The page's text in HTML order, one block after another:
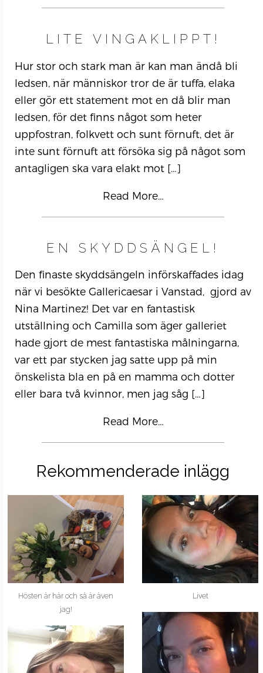
LITE VINGAKLIPPT!
Hur stor och stark man är kan man ändå bli
ledsen, när människor tror de är tuffa, elaka
eller gör ett statement mot en då blir man
ledsen, för det finns något som heter
uppfostran, folkvett och sunt förnuft, det är
inte sunt förnuft att försöka sig på något som
antagligen ska vara elakt mot […]
Read More…
EN SKYDDSÄNGEL!
Den finaste skyddsängeln införskaffades idag
när vi besökte Gallericaesar i Vanstad, gjord av
Nina Martinez! Det var en fantastisk
utställning och Camilla som äger galleriet
hade gjort de mest fantastiska målningarna,
var ett par stycken jag satte upp på min
önskelista bla en på en mamma och dotter
eller bara två kvinnor, men jag såg […]
Read More…
Rekommenderade inlägg
Hösten är här och så är även
jag!
Livet